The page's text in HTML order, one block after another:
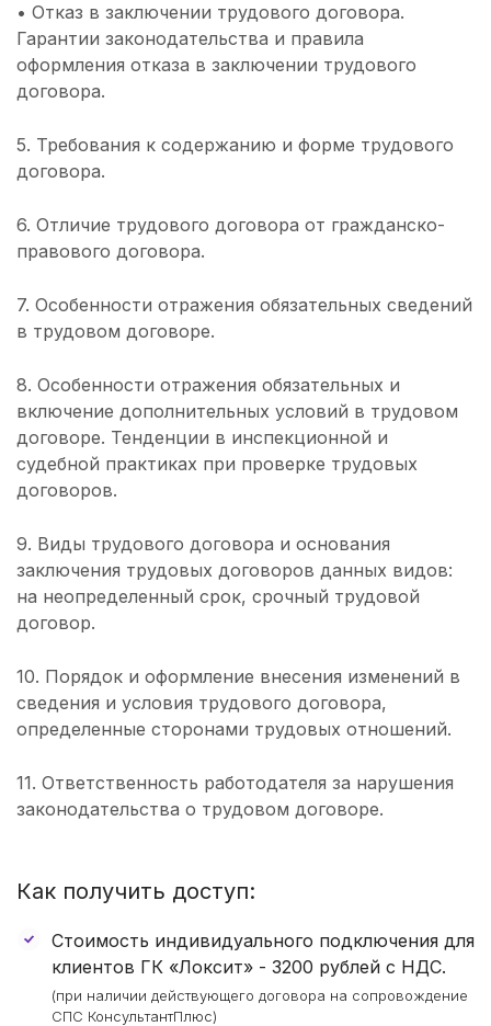
• Отказ в заключении трудового договора.
Гарантии законодательства и правила
оформления отказа в заключении трудового
договора.
5. Требования к содержанию и форме трудового
договора.
6. Отличие трудового договора от гражданско-
правового договора.
7. Особенности отражения обязательных сведений
в трудовом договоре.
8. Особенности отражения обязательных и
включение дополнительных условий в трудовом
договоре. Тенденции в инспекционной и
судебной практиках при проверке трудовых
договоров.
9. Виды трудового договора и основания
заключения трудовых договоров данных видов:
на неопределенный срок, срочный трудовой
договор.
10. Порядок и оформление внесения изменений в
сведения и условия трудового договора,
определенные сторонами трудовых отношений.
11. Ответственность работодателя за нарушения
законодательства о трудовом договоре.
Как получить доступ:
Стоимость индивидуального подключения для
клиентов ГК «Локсит» - 3200 рублей с НДС.
(при наличии действующего договора на сопровождение
СПС КонсультантПлюс)